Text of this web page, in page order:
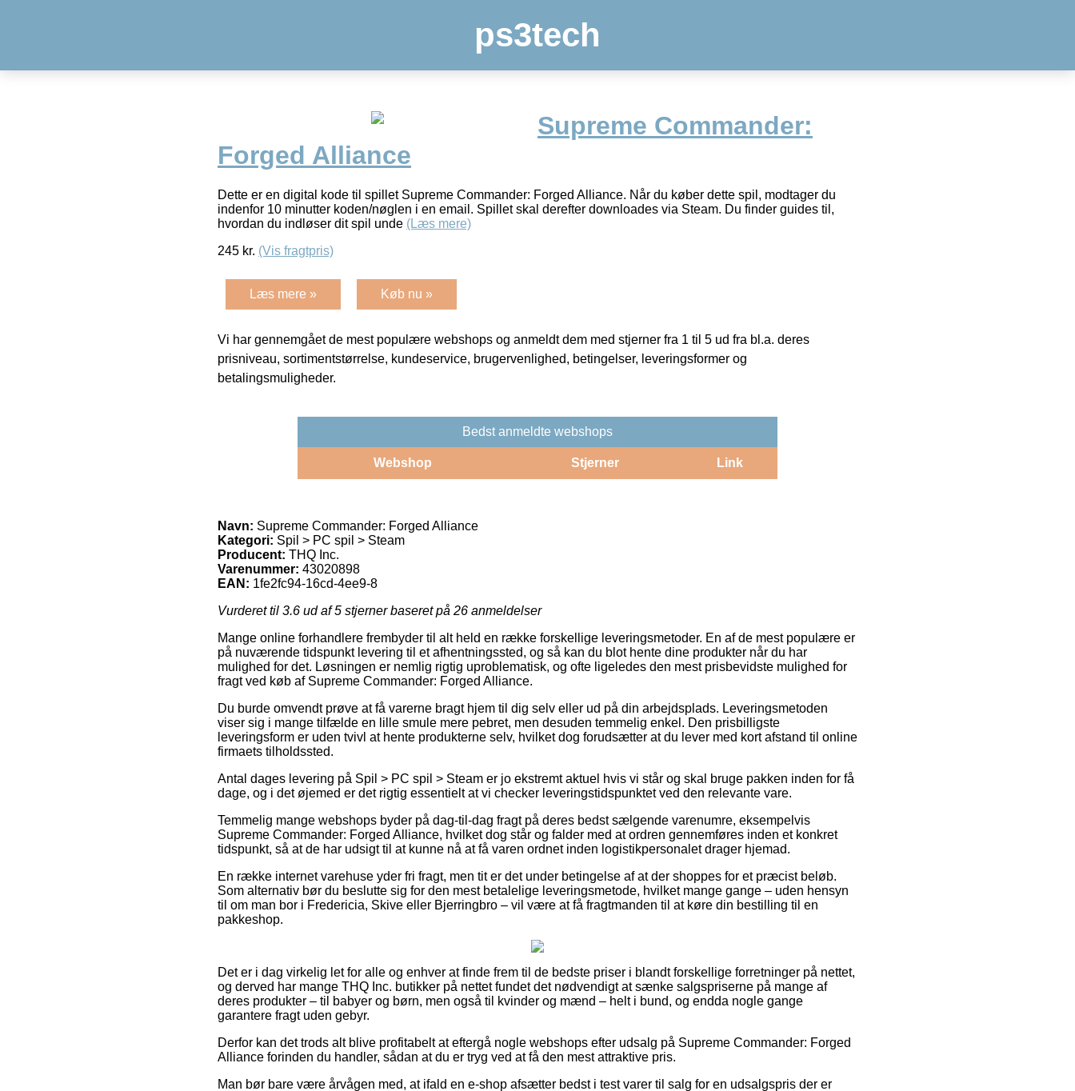
ps3tech
Supreme Commander:
Forged Alliance
Dette er en digital kode til spillet Supreme Commander: Forged Alliance. Når du køber dette spil, modtager du
indenfor 10 minutter koden/nøglen i en email. Spillet skal derefter downloades via Steam. Du finder guides til,
hvordan du indløser dit spil unde (Læs mere)
245 kr. (Vis fragtpris)
Læs mere » Køb nu »
Vi har gennemgået de mest populære webshops og anmeldt dem med stjerner fra 1 til 5 ud fra bl.a. deres
prisniveau, sortimentstørrelse, kundeservice, brugervenlighed, betingelser, leveringsformer og
betalingsmuligheder.
Bedst anmeldte webshops
Webshop Stjerner Link
Navn: Supreme Commander: Forged Alliance
Kategori: Spil > PC spil > Steam
Producent: THQ Inc.
Varenummer: 43020898
EAN: 1fe2fc94-16cd-4ee9-8
Vurderet til 3.6 ud af 5 stjerner baseret på 26 anmeldelser
Mange online forhandlere frembyder til alt held en række forskellige leveringsmetoder. En af de mest populære er
på nuværende tidspunkt levering til et afhentningssted, og så kan du blot hente dine produkter når du har
mulighed for det. Løsningen er nemlig rigtig uproblematisk, og ofte ligeledes den mest prisbevidste mulighed for
fragt ved køb af Supreme Commander: Forged Alliance.
Du burde omvendt prøve at få varerne bragt hjem til dig selv eller ud på din arbejdsplads. Leveringsmetoden
viser sig i mange tilfælde en lille smule mere pebret, men desuden temmelig enkel. Den prisbilligste
leveringsform er uden tvivl at hente produkterne selv, hvilket dog forudsætter at du lever med kort afstand til online
firmaets tilholdssted.
Antal dages levering på Spil > PC spil > Steam er jo ekstremt aktuel hvis vi står og skal bruge pakken inden for få
dage, og i det øjemed er det rigtig essentielt at vi checker leveringstidspunktet ved den relevante vare.
Temmelig mange webshops byder på dag-til-dag fragt på deres bedst sælgende varenumre, eksempelvis
Supreme Commander: Forged Alliance, hvilket dog står og falder med at ordren gennemføres inden et konkret
tidspunkt, så at de har udsigt til at kunne nå at få varen ordnet inden logistikpersonalet drager hjemad.
En række internet varehuse yder fri fragt, men tit er det under betingelse af at der shoppes for et præcist beløb.
Som alternativ bør du beslutte sig for den mest betalelige leveringsmetode, hvilket mange gange – uden hensyn
til om man bor i Fredericia, Skive eller Bjerringbro – vil være at få fragtmanden til at køre din bestilling til en
pakkeshop.
Det er i dag virkelig let for alle og enhver at finde frem til de bedste priser i blandt forskellige forretninger på nettet,
og derved har mange THQ Inc. butikker på nettet fundet det nødvendigt at sænke salgspriserne på mange af
deres produkter – til babyer og børn, men også til kvinder og mænd – helt i bund, og endda nogle gange
garantere fragt uden gebyr.
Derfor kan det trods alt blive profitabelt at eftergå nogle webshops efter udsalg på Supreme Commander: Forged
Alliance forinden du handler, sådan at du er tryg ved at få den mest attraktive pris.
Man bør bare være årvågen med, at ifald en e-shop afsætter bedst i test varer til salg for en udsalgspris der er